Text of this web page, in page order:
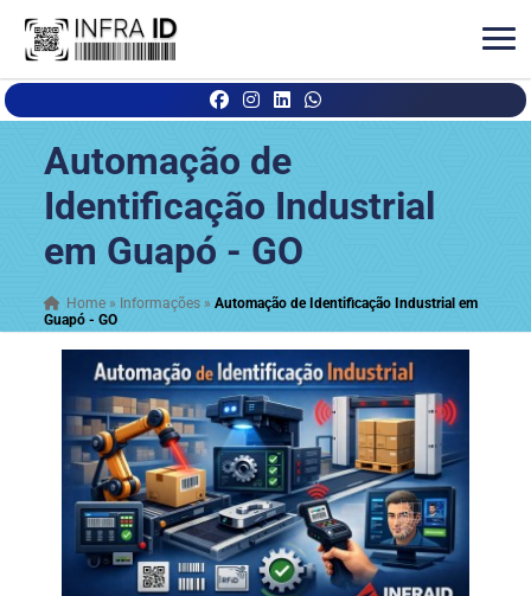
Automação de
Identificação Industrial
em Guapó - GO
Home » Informações »Automação de Identificação Industrial em
Guapó - GO